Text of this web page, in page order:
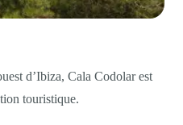
d’Ibiza, Cala Codolar est
touristique.